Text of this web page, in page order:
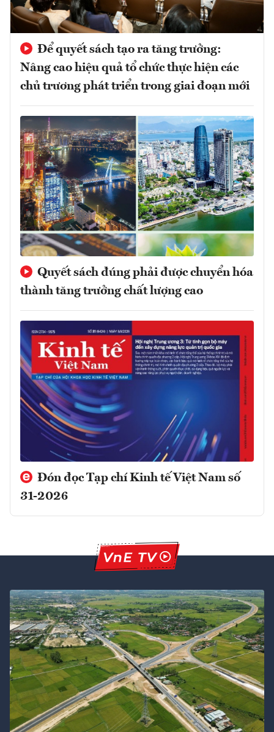
Để quyết sách tạo ra tăng trưởng:
Nâng cao hiệu quả tổ chức thực hiện các
chủ trương phát triển trong giai đoạn mới
Quyết sách đúng phải được chuyển hóa
thành tăng trưởng chất lượng cao
Đón đọc Tạp chí Kinh tế Việt Nam số
31-2026